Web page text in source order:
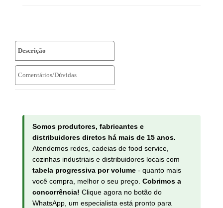
Descrição
Comentários/Dúvidas
Somos produtores, fabricantes e
distribuidores diretos há mais de 15 anos.
Atendemos redes, cadeias de food service,
cozinhas industriais e distribuidores locais com
tabela progressiva por volume - quanto mais
você compra, melhor o seu preço. Cobrimos a
concorrência! Clique agora no botão do
WhatsApp, um especialista está pronto para